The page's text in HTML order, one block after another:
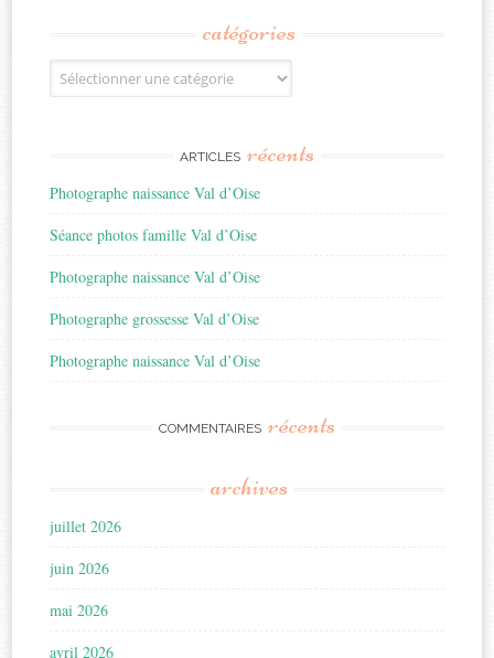
catégories
Catégories
ARTICLES récents
Photographe naissance Val d’Oise
Séance photos famille Val d’Oise
Photographe naissance Val d’Oise
Photographe grossesse Val d’Oise
Photographe naissance Val d’Oise
COMMENTAIRES récents
archives
juillet 2026
juin 2026
mai 2026
avril 2026